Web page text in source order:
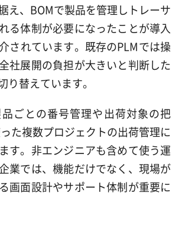
え、BOMで製品を管理しトレーサ
る体制が必要になったことが導入
されています。既存のPLMでは操
社展開の負担が大きいと判断した
り替えています。
ごとの番号管理や出荷対象の把
た複数プロジェクトの出荷管理に
す。非エンジニアも含めて使う運
業では、機能だけでなく、現場が
画面設計やサポート体制が重要に